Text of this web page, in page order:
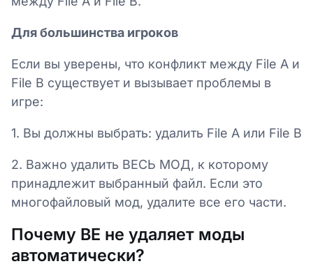
Для большинства игроков
Если вы уверены, что конфликт между File A и
File B существует и вызывает проблемы в
игре:
1. Вы должны выбрать: удалить File A или File B
2. Важно удалить ВЕСЬ МОД, к которому
принадлежит выбранный файл. Если это
многофайловый мод, удалите все его части.
Почему BE не удаляет моды
автоматически?